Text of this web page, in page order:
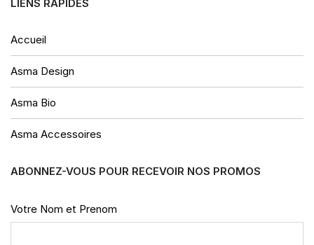
LIENS RAPIDES
Accueil
Asma Design
Asma Bio
Asma Accessoires
ABONNEZ-VOUS POUR RECEVOIR NOS PROMOS
Votre Nom et Prenom